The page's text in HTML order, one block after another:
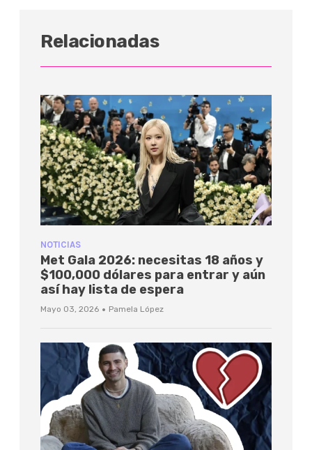
Relacionadas
NOTICIAS
Met Gala 2026: necesitas 18 años y
$100,000 dólares para entrar y aún
así hay lista de espera
Mayo 03, 2026 · Pamela López